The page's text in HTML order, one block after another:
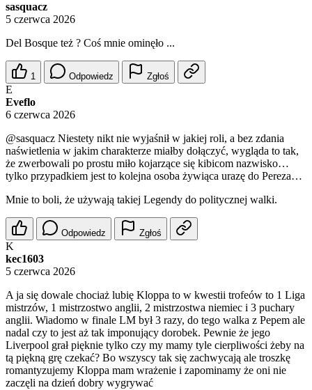
sasquacz
5 czerwca 2026
Del Bosque też ? Coś mnie ominęło ...
1 Odpowiedz Zgłoś
E
Eveflo
6 czerwca 2026
@sasquacz Niestety nikt nie wyjaśnił w jakiej roli, a bez zdania
naświetlenia w jakim charakterze miałby dołączyć, wygląda to tak,
że zwerbowali po prostu miło kojarzące się kibicom nazwisko…
tylko przypadkiem jest to kolejna osoba żywiąca urazę do Pereza…
Mnie to boli, że używają takiej Legendy do politycznej walki.
Odpowiedz Zgłoś
K
kec1603
5 czerwca 2026
A ja się dowale chociaż lubię Kloppa to w kwestii trofeów to 1 Liga
mistrzów, 1 mistrzostwo anglii, 2 mistrzostwa niemiec i 3 puchary
anglii. Wiadomo w finale LM był 3 razy, do tego walka z Pepem ale
nadal czy to jest aż tak imponujący dorobek. Pewnie że jego
Liverpool grał pięknie tylko czy my mamy tyle cierpliwości żeby na
tą piękną grę czekać? Bo wszyscy tak się zachwycają ale troszkę
romantyzujemy Kloppa mam wrażenie i zapominamy że oni nie
zaczęli na dzień dobry wygrywać